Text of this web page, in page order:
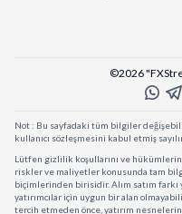
©2026
Not : Bu sayfadaki tüm bilgiler
kullanıcı sözleşmesini kabul etmiş
Lütfen gizlilik koşullarını ve
riskler ve maliyetler konusunda tam
biçimlerinden birisidir. Alım satım
yatırımcılar için uygun bir alan
tercih etmeden önce, yatırım